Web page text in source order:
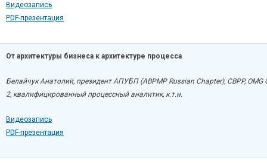
Видеозапись
PDF-презентация
От архитектуры бизнеса к архитектуре процесса
Белайчук Анатолий, президент АПУБП (ABPMP Russian Chapter), CBPP, OMG
2, квалифицированный процессный аналитик, к.т.н.
Видеозапись
PDF-презентация